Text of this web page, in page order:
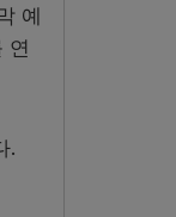
예
연
.